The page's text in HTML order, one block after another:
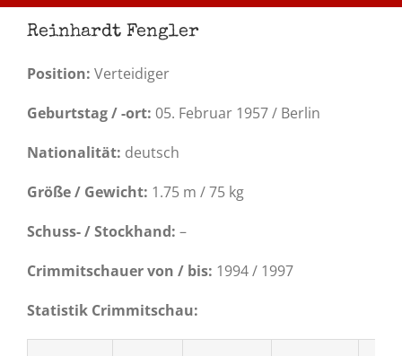
Reinhardt Fengler
Position: Verteidiger
Geburtstag / -ort: 05. Februar 1957 / Berlin
Nationalität: deutsch
Größe / Gewicht: 1.75 m / 75 kg
Schuss- / Stockhand: –
Crimmitschauer von / bis: 1994 / 1997
Statistik Crimmitschau: